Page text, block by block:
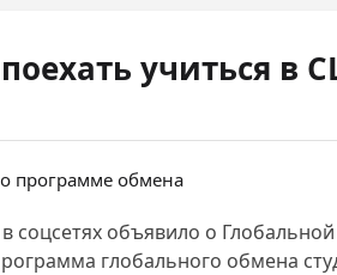
учиться
объявило о
глобального обмена